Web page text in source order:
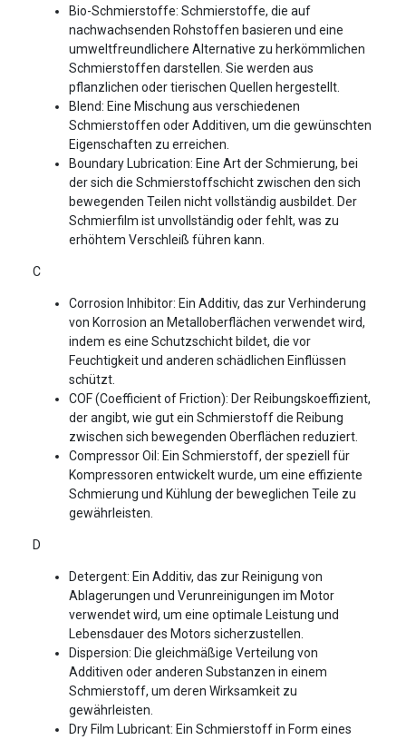
Bio-Schmierstoffe: Schmierstoffe, die auf
nachwachsenden Rohstoffen basieren und eine
umweltfreundlichere Alternative zu herkömmlichen
Schmierstoffen darstellen. Sie werden aus
pflanzlichen oder tierischen Quellen hergestellt.
Blend: Eine Mischung aus verschiedenen
Schmierstoffen oder Additiven, um die gewünschten
Eigenschaften zu erreichen.
Boundary Lubrication: Eine Art der Schmierung, bei
der sich die Schmierstoffschicht zwischen den sich
bewegenden Teilen nicht vollständig ausbildet. Der
Schmierfilm ist unvollständig oder fehlt, was zu
erhöhtem Verschleiß führen kann.
C
Corrosion Inhibitor: Ein Additiv, das zur Verhinderung
von Korrosion an Metalloberflächen verwendet wird,
indem es eine Schutzschicht bildet, die vor
Feuchtigkeit und anderen schädlichen Einflüssen
schützt.
COF (Coefficient of Friction): Der Reibungskoeffizient,
der angibt, wie gut ein Schmierstoff die Reibung
zwischen sich bewegenden Oberflächen reduziert.
Compressor Oil: Ein Schmierstoff, der speziell für
Kompressoren entwickelt wurde, um eine effiziente
Schmierung und Kühlung der beweglichen Teile zu
gewährleisten.
D
Detergent: Ein Additiv, das zur Reinigung von
Ablagerungen und Verunreinigungen im Motor
verwendet wird, um eine optimale Leistung und
Lebensdauer des Motors sicherzustellen.
Dispersion: Die gleichmäßige Verteilung von
Additiven oder anderen Substanzen in einem
Schmierstoff, um deren Wirksamkeit zu
gewährleisten.
Dry Film Lubricant: Ein Schmierstoff in Form eines